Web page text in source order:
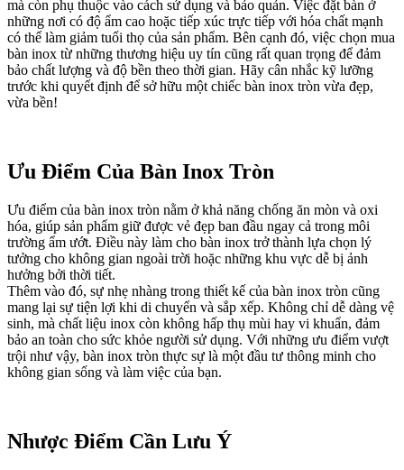
mà còn phụ thuộc vào cách sử dụng và bảo quản. Việc đặt bàn ở
những nơi có độ ẩm cao hoặc tiếp xúc trực tiếp với hóa chất mạnh
có thể làm giảm tuổi thọ của sản phẩm. Bên cạnh đó, việc chọn mua
bàn inox từ những thương hiệu uy tín cũng rất quan trọng để đảm
bảo chất lượng và độ bền theo thời gian. Hãy cân nhắc kỹ lưỡng
trước khi quyết định để sở hữu một chiếc bàn inox tròn vừa đẹp,
vừa bền!
Ưu Điểm Của Bàn Inox Tròn
Ưu điểm của bàn inox tròn nằm ở khả năng chống ăn mòn và oxi
hóa, giúp sản phẩm giữ được vẻ đẹp ban đầu ngay cả trong môi
trường ẩm ướt. Điều này làm cho bàn inox trở thành lựa chọn lý
tưởng cho không gian ngoài trời hoặc những khu vực dễ bị ảnh
hưởng bởi thời tiết.
Thêm vào đó, sự nhẹ nhàng trong thiết kế của bàn inox tròn cũng
mang lại sự tiện lợi khi di chuyển và sắp xếp. Không chỉ dễ dàng vệ
sinh, mà chất liệu inox còn không hấp thụ mùi hay vi khuẩn, đảm
bảo an toàn cho sức khỏe người sử dụng. Với những ưu điểm vượt
trội như vậy, bàn inox tròn thực sự là một đầu tư thông minh cho
không gian sống và làm việc của bạn.
Nhược Điểm Cần Lưu Ý